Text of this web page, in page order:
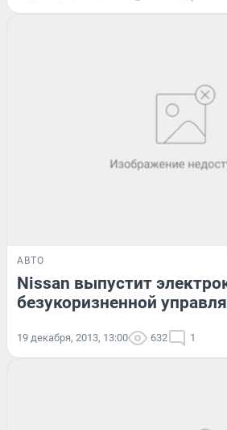
АВТО
Nissan выпустит
безукоризненной
19 декабря, 2013, 13:00 632 1